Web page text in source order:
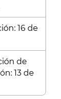
16 de
de
13 de